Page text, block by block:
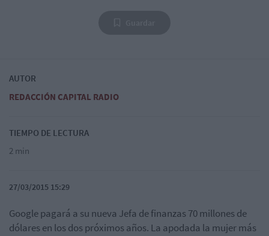
AUTOR
REDACCIÓN CAPITAL RADIO
TIEMPO DE LECTURA
2 min
27/03/2015 15:29
Google pagará a su nueva Jefa de finanzas 70 millones de
dólares en los dos próximos años. La apodada la mujer más